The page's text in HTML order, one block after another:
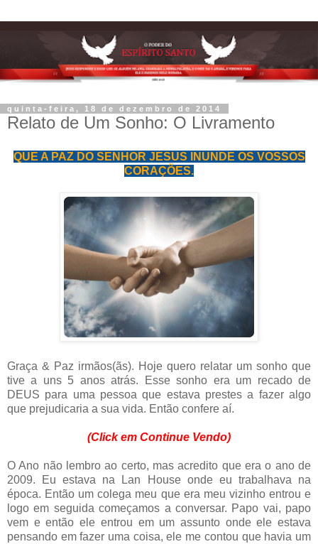
quinta-feira, 18 de dezembro de 2014
Relato de Um Sonho: O Livramento
QUE A PAZ DO SENHOR JESUS INUNDE OS VOSSOS
CORAÇÕES.
Graça & Paz irmãos(ãs). Hoje quero relatar um sonho que
tive a uns 5 anos atrás. Esse sonho era um recado de
DEUS para uma pessoa que estava prestes a fazer algo
que prejudicaria a sua vida. Então confere aí.
(Click em Continue Vendo)
O Ano não lembro ao certo, mas acredito que era o ano de
2009. Eu estava na Lan House onde eu trabalhava na
época. Então um colega meu que era meu vizinho entrou e
logo em seguida começamos a conversar. Papo vai, papo
vem e então ele entrou em um assunto onde ele estava
pensando em fazer uma coisa, ele me contou que havia um